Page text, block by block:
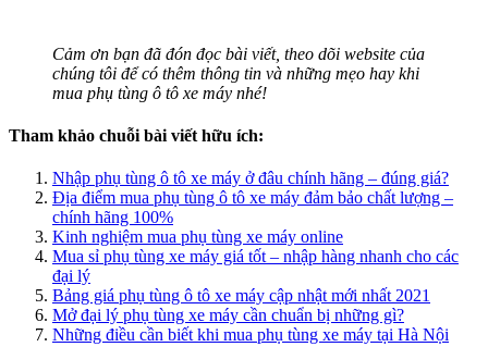
Cảm ơn bạn đã đón đọc bài viết, theo dõi website của
chúng tôi để có thêm thông tin và những mẹo hay khi
mua phụ tùng ô tô xe máy nhé!
Tham khảo chuỗi bài viết hữu ích:
Nhập phụ tùng ô tô xe máy ở đâu chính hãng – đúng giá?
Địa điểm mua phụ tùng ô tô xe máy đảm bảo chất lượng –
chính hãng 100%
Kinh nghiệm mua phụ tùng xe máy online
Mua sỉ phụ tùng xe máy giá tốt – nhập hàng nhanh cho các
đại lý
Bảng giá phụ tùng ô tô xe máy cập nhật mới nhất 2021
Mở đại lý phụ tùng xe máy cần chuẩn bị những gì?
Những điều cần biết khi mua phụ tùng xe máy tại Hà Nội